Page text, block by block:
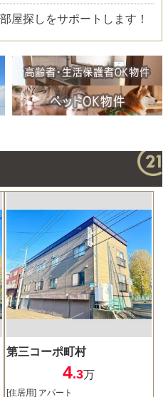
屋探しをサポートします！
第三コーポ町村
4.3万
[住居用] アパート